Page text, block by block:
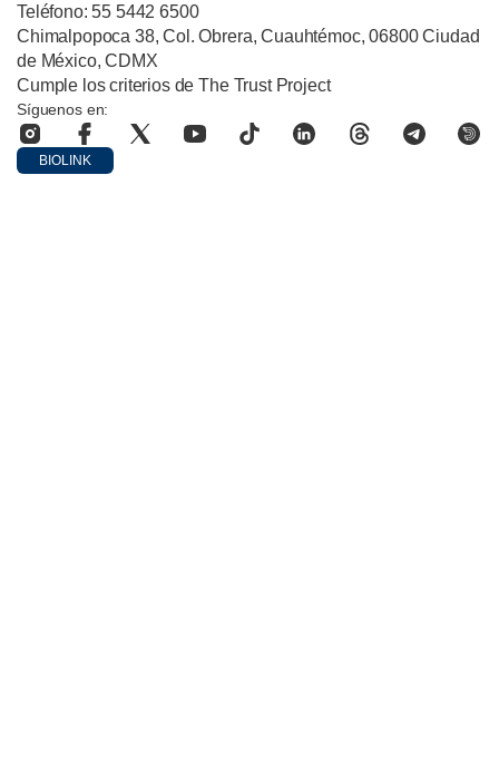
Teléfono: 55 5442 6500
Chimalpopoca 38, Col. Obrera, Cuauhtémoc, 06800 Ciudad
de México, CDMX
Cumple los criterios de The Trust Project
Síguenos en:
BIOLINK